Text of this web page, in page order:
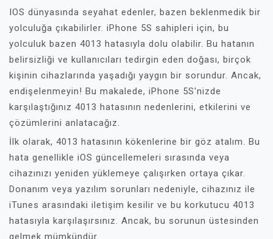
IOS dünyasında seyahat edenler, bazen beklenmedik bir
yolculuğa çıkabilirler. iPhone 5S sahipleri için, bu
yolculuk bazen 4013 hatasıyla dolu olabilir. Bu hatanın
belirsizliği ve kullanıcıları tedirgin eden doğası, birçok
kişinin cihazlarında yaşadığı yaygın bir sorundur. Ancak,
endişelenmeyin! Bu makalede, iPhone 5S'nizde
karşılaştığınız 4013 hatasının nedenlerini, etkilerini ve
çözümlerini anlatacağız.
İlk olarak, 4013 hatasının kökenlerine bir göz atalım. Bu
hata genellikle iOS güncellemeleri sırasında veya
cihazınızı yeniden yüklemeye çalışırken ortaya çıkar.
Donanım veya yazılım sorunları nedeniyle, cihazınız ile
iTunes arasındaki iletişim kesilir ve bu korkutucu 4013
hatasıyla karşılaşırsınız. Ancak, bu sorunun üstesinden
gelmek mümkündür.